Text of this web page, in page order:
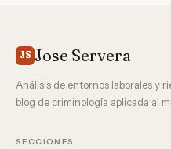
JS Jose Servera
Análisis de entornos laborales y
blog de criminología aplicada al
SECCIONES